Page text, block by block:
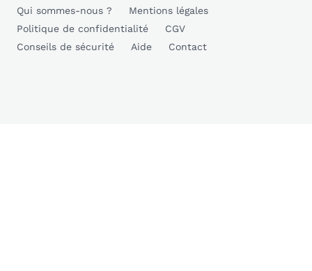
Qui sommes-nous ?
Mentions légales
Politique de confidentialité
CGV
Conseils de sécurité
Aide Contact